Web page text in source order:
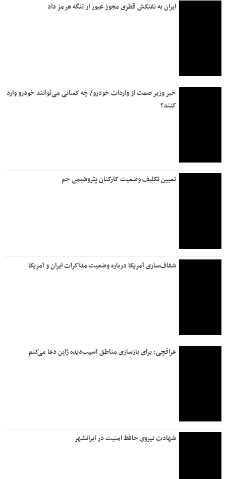
ایران به نفتکش قطری مجوز عبور از تنگه هرمز داد
خبر وزیر صمت از واردات خودرو/ چه کسانی می‌توانند خودرو وارد
کنند؟
تعیین تکلیف وضعیت کارکنان پتروشیمی جم
شفاف‌سازی آمریکا درباره وضعیت مذاکرات ایران و آمریکا
عراقچی: برای بازسازی مناطق آسیب‌دیده ژاپن دعا می‌کنم
شهادت نیروی حافظ امنیت در ایرانشهر